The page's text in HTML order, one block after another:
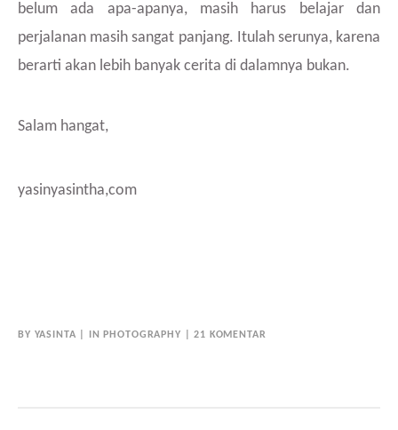
belum ada apa-apanya, masih harus belajar dan
perjalanan masih sangat panjang. Itulah serunya, karena
berarti akan lebih banyak cerita di dalamnya bukan.
Salam hangat,
yasinyasintha,com
BY YASINTA IN PHOTOGRAPHY 21 KOMENTAR